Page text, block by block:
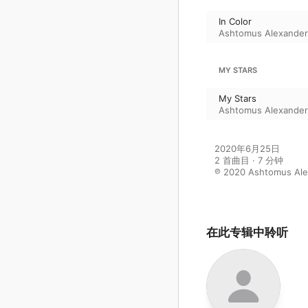
In Color
Ashtomus Alexander
MY STARS
My Stars
Ashtomus Alexander
2020年6月25日
2 首曲目 · 7 分钟
℗ 2020 Ashtomus
在此专辑中聆听